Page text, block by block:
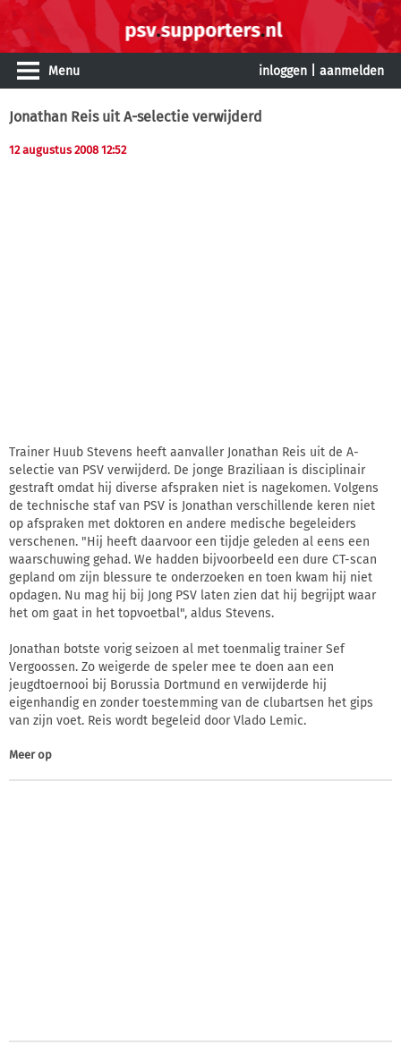
Menu inloggen aanmelden
Jonathan Reis uit A-selectie verwijderd
12 augustus 2008 12:52
Trainer Huub Stevens heeft aanvaller Jonathan Reis uit de A-
selectie van PSV verwijderd. De jonge Braziliaan is disciplinair
gestraft omdat hij diverse afspraken niet is nagekomen. Volgens
de technische staf van PSV is Jonathan verschillende keren niet
op afspraken met doktoren en andere medische begeleiders
verschenen. "Hij heeft daarvoor een tijdje geleden al eens een
waarschuwing gehad. We hadden bijvoorbeeld een dure CT-scan
gepland om zijn blessure te onderzoeken en toen kwam hij niet
opdagen. Nu mag hij bij Jong PSV laten zien dat hij begrijpt waar
het om gaat in het topvoetbal", aldus Stevens.
Jonathan botste vorig seizoen al met toenmalig trainer Sef
Vergoossen. Zo weigerde de speler mee te doen aan een
jeugdtoernooi bij Borussia Dortmund en verwijderde hij
eigenhandig en zonder toestemming van de clubartsen het gips
van zijn voet. Reis wordt begeleid door Vlado Lemic.
Meer op